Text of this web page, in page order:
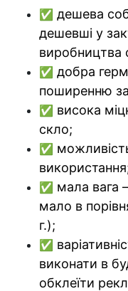
✅ дешева
дешевші у
виробництва
✅ добра
поширенню
✅ висока
скло;
✅
✅ мала вага
мало в
г.);
✅
виконати в
обклеїти